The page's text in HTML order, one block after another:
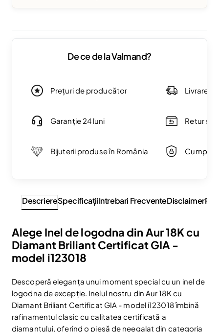
De ce de la Valmand?
Prețuri de producător
Garanție 24 luni
Bijuterii produse în România
Livrare
Retur
DescriereSpecificaţiiIntrebari FrecventeDisclaimer
Alege Inel de logodna din Aur 18K cu
Diamant Briliant Certificat GIA -
model i123018
Descoperă eleganța unui moment special cu un inel de
logodna de excepție. Inelul nostru din Aur 18K cu
Diamant Briliant Certificat GIA - model i123018 îmbină
rafinamentul clasic cu calitatea certificată a
diamantului, oferind o piesă de neegalat din categoria